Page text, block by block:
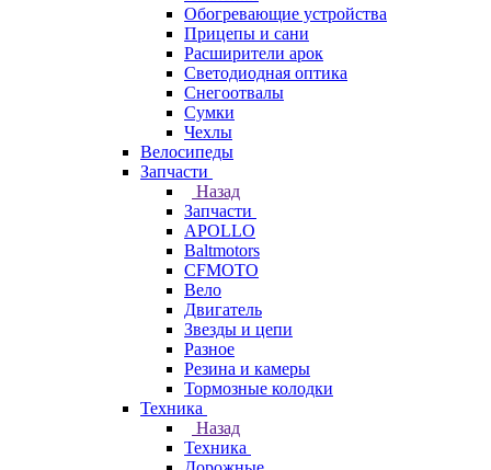
Обогревающие устройства
Прицепы и сани
Расширители арок
Светодиодная оптика
Снегоотвалы
Сумки
Чехлы
Велосипеды
Запчасти
Назад
Запчасти
APOLLO
Baltmotors
CFMOTO
Вело
Двигатель
Звезды и цепи
Разное
Резина и камеры
Тормозные колодки
Техника
Назад
Техника